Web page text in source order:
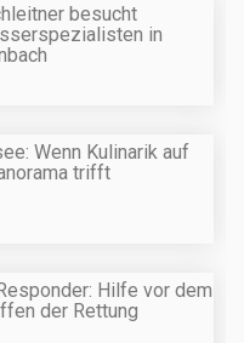
besucht
in
Wenn Kulinarik auf
trifft
Hilfe vor dem
der Rettung